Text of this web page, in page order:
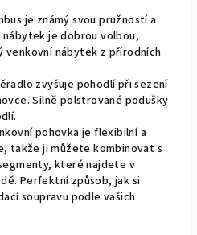
je známý svou pružností a
je dobrou volbou,
venkovní nábytek z přírodních
zvyšuje pohodlí při sezení
Silně polstrované podušky
pohovka je flexibilní a
takže ji můžete kombinovat s
které najdete v
Perfektní způsob, jak si
soupravu podle vašich